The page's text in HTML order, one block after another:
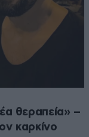
θεραπεία» –
καρκίνο